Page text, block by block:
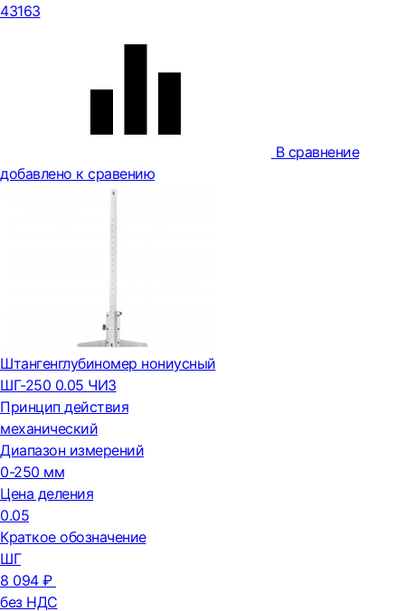
43163
В сравнение
добавлено к сравению
Штангенглубиномер нониусный
ШГ-250 0.05 ЧИЗ
Принцип действия
механический
Диапазон измерений
0-250 мм
Цена деления
0.05
Краткое обозначение
ШГ
8 094 ₽
без НДС